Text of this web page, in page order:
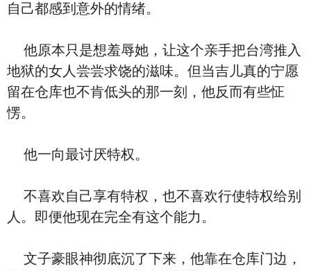
自己都感到意外的情绪。
他原本只是想羞辱她，让这个亲手把台湾推入
地狱的女人尝尝求饶的滋味。但当吉儿真的宁愿
留在仓库也不肯低头的那一刻，他反而有些怔
愣。
他一向最讨厌特权。
不喜欢自己享有特权，也不喜欢行使特权给别
人。即便他现在完全有这个能力。
文子豪眼神彻底沉了下来，他靠在仓库门边，